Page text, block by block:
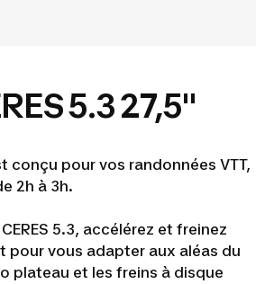
5.3 27,5"
conçu pour vos randonnées VTT,
2h à 3h.
5.3, accélérez et freinez
pour vous adapter aux aléas du
plateau et les freins à disque